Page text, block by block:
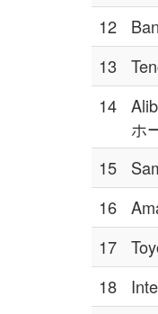
12
13
14
ホ
15
16
17
18